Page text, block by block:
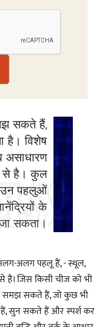
सकते हैं,
है। विशेष
असाधारण
से है। कुल
उन पहलुओं
के
सकता।
अलग पहलू हैं, - स्थूल,
है। जिस किसी चीज को भी
समझ सकते हैं, जो कुछ भी
सुन सकते हैं और स्पर्श कर